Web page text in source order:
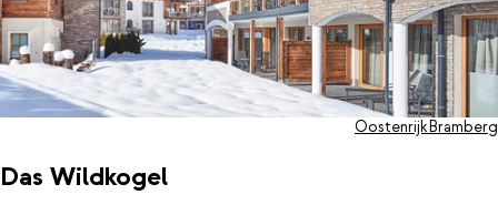
Das Wildkogel
OostenrijkBramberg